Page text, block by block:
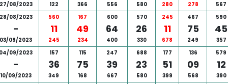
08/2023 122 366 556 580 280 278
567
08/2023
-
03/09/2023
560
11
245
167
49
234
600
64
400
570
26
330
245
11
678
467
75
249
590
45
357
09/2023
-
10/09/2023
157
36
349
115
75
168
247
39
667
688
23
580
177
51
399
136
09
568
579
12
390